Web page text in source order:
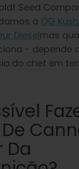
Seed
a OG Kush
Dieselmas
- depende
do chef em
Da